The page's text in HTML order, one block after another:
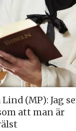
(MP): Jag
att man är